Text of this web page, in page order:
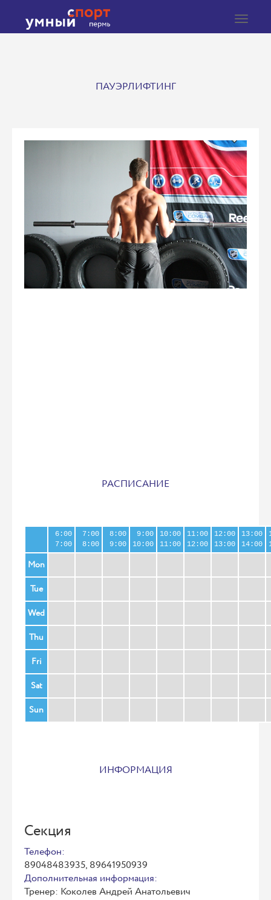
Toggle
ПАУЭРЛИФТИНГ
РАСПИСАНИЕ
6:00
7:00
7:00
8:00
8:00
9:00
9:00
10:00
10:00
11:00
11:00
12:00
12:00
13:00
13:00
14:00
Mon
Tue
Wed
Thu
Fri
Sat
Sun
ИНФОРМАЦИЯ
Секция
Телефон:
89048483935, 89641950939
Дополнительная информация:
Тренер: Коколев Андрей Анатольевич